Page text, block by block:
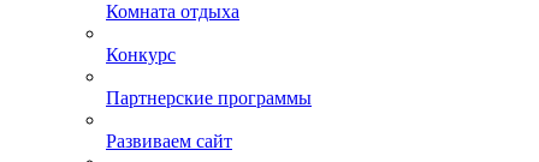
Комната отдыха
Конкурс
Партнерские программы
Развиваем сайт